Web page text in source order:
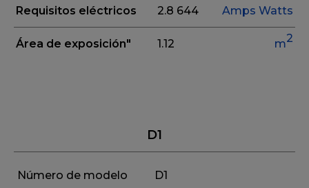
Requisitos eléctricos 2.8 644 Amps Watts
Área de exposición" 1.12 m2
D1
Número de modelo D1